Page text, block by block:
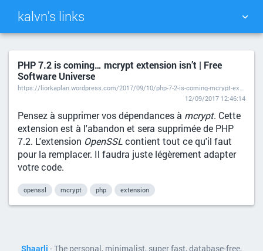
kalvn's links
TAG CLOUD PICTURE WALL
DAILY SEARCH
PHP 7.2 is coming… mcrypt extension isn’t | Free
Software Universe
https://liorkaplan.wordpress.com/2017/09/10/php-7-2-is-coming-mcrypt-extension-isnt/
12/09/2017 12:46:14
Pensez à supprimer vos dépendances à mcrypt. Cette
extension est à l'abandon et sera supprimée de PHP
7.2. L'extension OpenSSLcontient tout ce qu'il faut
pour la remplacer. Il faudra juste légèrement adapter
votre code.
openssl mcrypt php extension
Shaarli - The personal, minimalist, super fast, database-free,